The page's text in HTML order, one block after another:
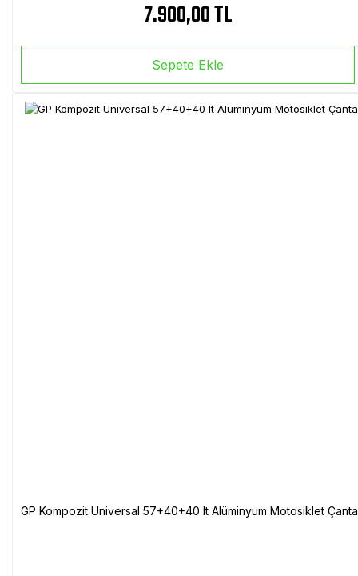
7.900,00 TL
Sepete Ekle
GP Kompozit Universal 57+40+40 lt Alüminyum Motosiklet